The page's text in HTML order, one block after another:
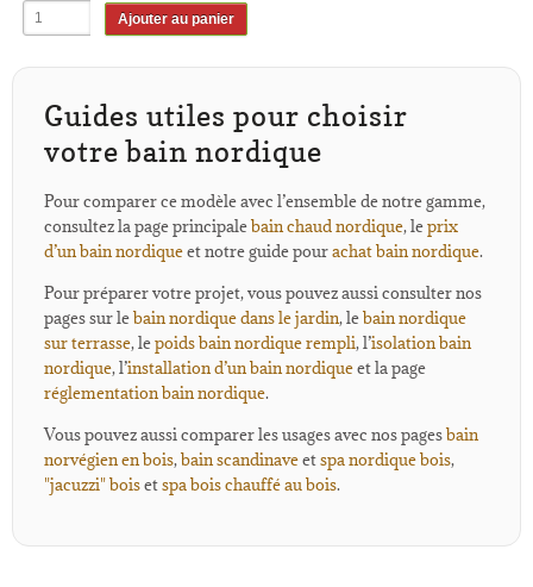
Ajouter au panier
Guides utiles pour choisir
votre bain nordique
Pour comparer ce modèle avec l’ensemble de notre gamme,
consultez la page principalebain chaud nordique, leprix
d’un bain nordiqueet notre guide pourachat bain nordique.
Pour préparer votre projet, vous pouvez aussi consulter nos
pages sur lebain nordique dans le jardin, lebain nordique
sur terrasse, lepoids bain nordique rempli, l’isolation bain
nordique, l’installation d’un bain nordiqueet la page
réglementation bain nordique.
Vous pouvez aussi comparer les usages avec nos pagesbain
norvégien en bois,bain scandinaveetspa nordique bois,
"jacuzzi" boisetspa bois chauffé au bois.